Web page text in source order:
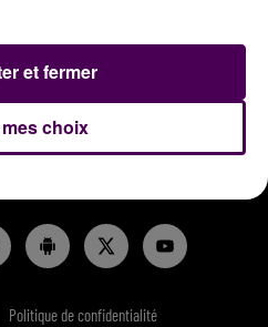
REPLAYS
Politique de confidentialité
choix
et fermer